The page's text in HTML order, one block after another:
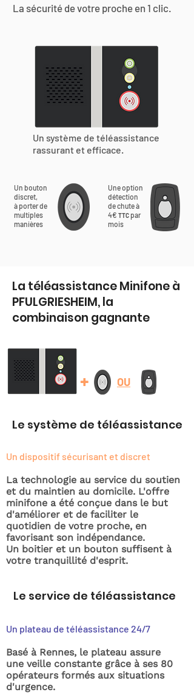
La sécurité de votre proche en 1 clic.
Un système de téléassistance
rassurant et efficace.
Un bouton
discret,
à porter de
multiples
manières
Une option
détection
de chute à
4€ TTC par
mois
La téléassistance Minifone à
PFULGRIESHEIM, la
combinaison gagnante
+ OU
Le système de téléassistance
Un dispositif sécurisant et discret
La technologie au service du soutien
et du maintien au domicile. L'offre
minifone a été conçue dans le but
d'améliorer et de faciliter le
quotidien de votre proche, en
favorisant son indépendance.
Un boitier et un bouton suffisent à
votre tranquillité d'esprit.
Le service de téléassistance
Un plateau de téléassistance 24/7
Basé à Rennes, le plateau assure
une veille constante grâce à ses 80
opérateurs formés aux situations
d'urgence.